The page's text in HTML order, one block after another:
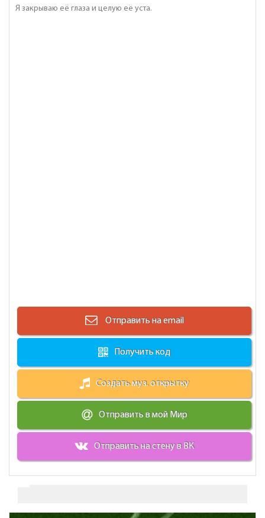
Я закрываю её глаза и целую её уста.
Отправить на email
Получить код
Создать муз. открытку
Отправить в мой Мир
Отправить на стену в ВК